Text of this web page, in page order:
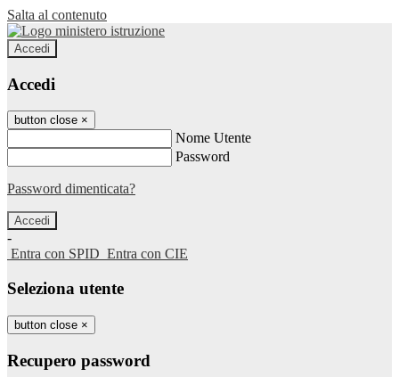
Salta al contenuto
Accedi
Accedi
button close ×
Nome Utente
Password
Password dimenticata?
-
Entra con SPID Entra con CIE
Seleziona utente
button close ×
Recupero password